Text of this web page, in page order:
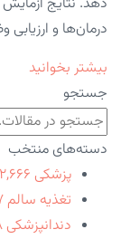
درمان‌ها و
بیشتر بخوانید
جستجو
دسته‌های منتخب
پزشکی ۲,۶۶۶
تغذیه سالم
دندانپزشکی